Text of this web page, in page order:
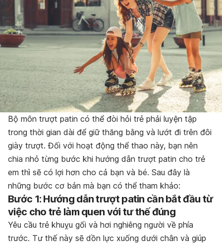
Bộ môn trượt patin có thể đòi hỏi trẻ phải luyện tập
trong thời gian dài để giữ thăng bằng và lướt đi trên đôi
giày trượt. Đối với hoạt động thể thao này, bạn nên
chia nhỏ từng bước khi hướng dẫn trượt patin cho trẻ
em thì sẽ có lợi hơn cho cả bạn và bé. Sau đây là
những bước cơ bản mà bạn có thể tham khảo:
Bước 1: Hướng dẫn trượt patin cần bắt đầu từ
việc cho trẻ làm quen với tư thế đúng
Yêu cầu trẻ khuỵu gối và hơi nghiêng người về phía
trước. Tư thế này sẽ dồn lực xuống dưới chân và giúp